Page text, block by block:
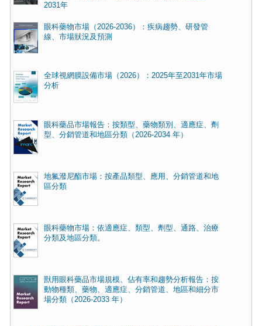
2031年
眼科藥物市場（2026-2036）：疾病趨勢、研發管
線、市場狀況及預測
全球視網膜設備市場（2026）：2025年至2031年市場
分析
眼科藥品市場報告：按類型、藥物類別、適應症、劑
型、分銷管道和地區分類（2026-2034 年）
地氟潑尼酯市場：按產品類型、應用、分銷管道和地
區分類
眼科藥物市場：依適應症、類型、劑型、通路、治療
分類及地區分類。
獸用眼科藥品市場規模、佔有率和趨勢分析報告：按
動物種類、藥物、適應症、分銷管道、地區和細分市
場分類（2026-2033 年）